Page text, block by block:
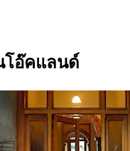
โอ๊คแลนด์